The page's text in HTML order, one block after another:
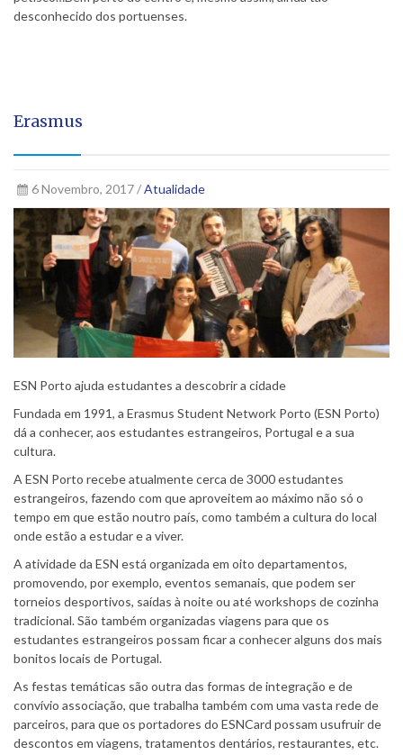
desconhecido dos portuenses.
Erasmus
6 Novembro, 2017 /Atualidade
ESN Porto ajuda estudantes a descobrir a cidade
Fundada em 1991, a Erasmus Student Network Porto (ESN Porto)
dá a conhecer, aos estudantes estrangeiros, Portugal e a sua
cultura.
A ESN Porto recebe atualmente cerca de 3000 estudantes
estrangeiros, fazendo com que aproveitem ao máximo não só o
tempo em que estão noutro país, como também a cultura do local
onde estão a estudar e a viver.
A atividade da ESN está organizada em oito departamentos,
promovendo, por exemplo, eventos semanais, que podem ser
torneios desportivos, saídas à noite ou até workshops de cozinha
tradicional. São também organizadas viagens para que os
estudantes estrangeiros possam ficar a conhecer alguns dos mais
bonitos locais de Portugal.
As festas temáticas são outra das formas de integração e de
convívio associação, que trabalha também com uma vasta rede de
parceiros, para que os portadores do ESNCard possam usufruir de
descontos em viagens, tratamentos dentários, restaurantes, etc.